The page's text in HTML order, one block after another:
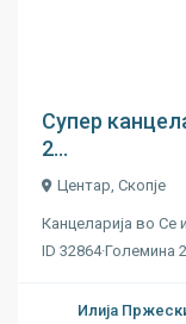
Супер
2...
Центар, Скопје
Канцеларија во Се
ID 32864·Големина
Илија